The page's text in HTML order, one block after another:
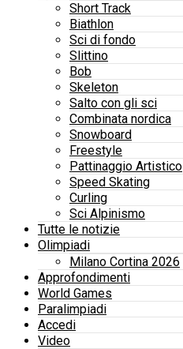
Short Track
Biathlon
Sci di fondo
Slittino
Bob
Skeleton
Salto con gli sci
Combinata nordica
Snowboard
Freestyle
Pattinaggio Artistico
Speed Skating
Curling
Sci Alpinismo
Tutte le notizie
Olimpiadi
Milano Cortina 2026
Approfondimenti
World Games
Paralimpiadi
Accedi
Video